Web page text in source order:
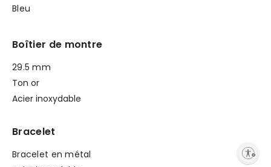
Bleu
Boîtier de montre
29.5 mm
Ton or
Acier inoxydable
Bracelet
Bracelet en métal